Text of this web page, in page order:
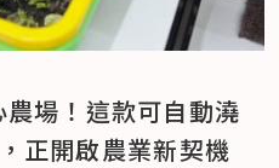
場！這款可自動澆
正開啟農業新契機